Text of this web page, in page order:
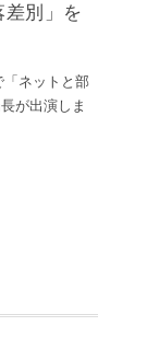
別」を
「ネットと部
が出演しま